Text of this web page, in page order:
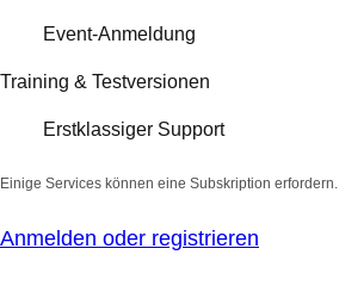
Event-Anmeldung
Training & Testversionen
Erstklassiger Support
Einige Services können eine Subskription erfordern.
Anmelden oder registrieren